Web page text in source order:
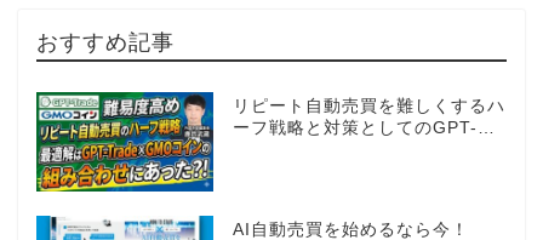
おすすめ記事
リピート自動売買を難しくするハ
ーフ戦略と対策としてのGPT-
AI自動売買を始めるなら今！